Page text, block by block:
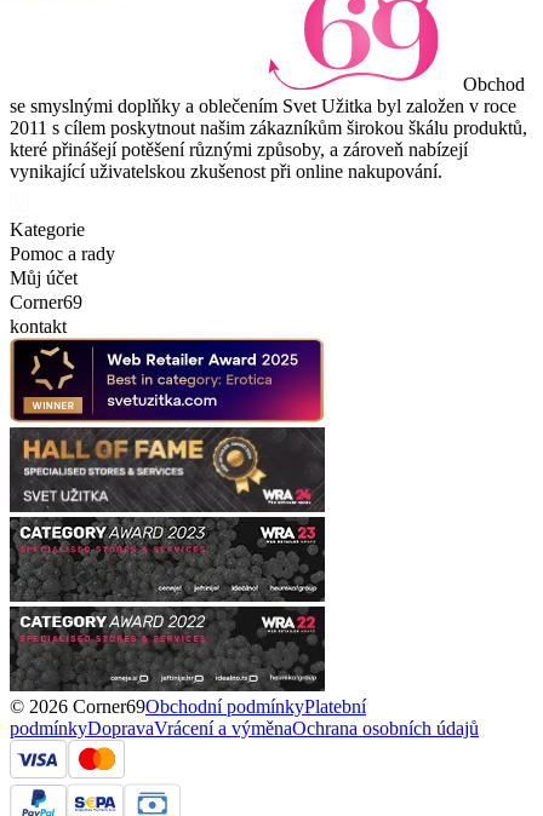
Obchod
se smyslnými doplňky a oblečením Svet Užitka byl založen v roce
2011 s cílem poskytnout našim zákazníkům širokou škálu produktů,
které přinášejí potěšení různými způsoby, a zároveň nabízejí
vynikající uživatelskou zkušenost při online nakupování.
Kategorie
Pomoc a rady
Můj účet
Corner69
kontakt
© 2026 Corner69Obchodní podmínkyPlatební
podmínkyDopravaVrácení a výměnaOchrana osobních údajů